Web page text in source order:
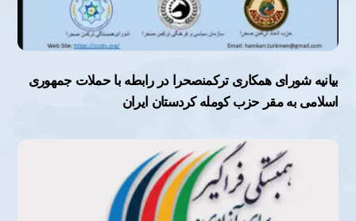
بیانیه شورای همکاری ترکمنصحرا در رابطه با حملات جمهوری
اسلامی به مقر حزب کومله کردستان ایران